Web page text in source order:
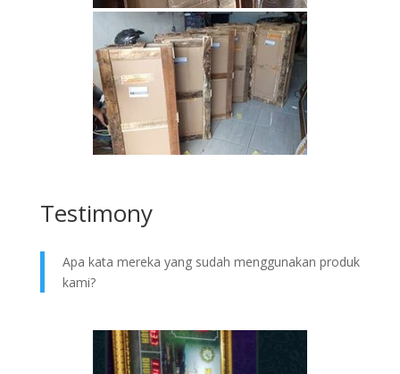
Testimony
Apa kata mereka yang sudah menggunakan produk
kami?